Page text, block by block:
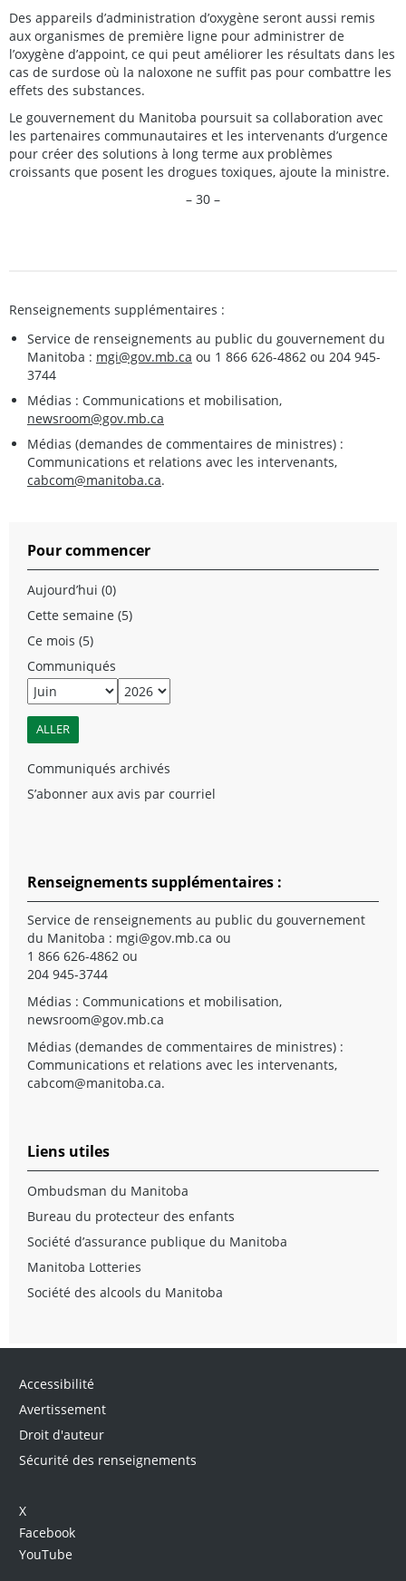
Des appareils d’administration d’oxygène seront aussi remis
aux organismes de première ligne pour administrer de
l’oxygène d’appoint, ce qui peut améliorer les résultats dans les
cas de surdose où la naloxone ne suffit pas pour combattre les
effets des substances.
Le gouvernement du Manitoba poursuit sa collaboration avec
les partenaires communautaires et les intervenants d’urgence
pour créer des solutions à long terme aux problèmes
croissants que posent les drogues toxiques, ajoute la ministre.
– 30 –
Renseignements supplémentaires :
Service de renseignements au public du gouvernement du
Manitoba : mgi@gov.mb.ca ou 1 866 626-4862 ou 204 945-
3744
Médias : Communications et mobilisation,
newsroom@gov.mb.ca
Médias (demandes de commentaires de ministres) :
Communications et relations avec les intervenants,
cabcom@manitoba.ca.
Pour commencer
Aujourd’hui (0)
Cette semaine (5)
Ce mois (5)
Communiqués
Communiqués archivés
S’abonner aux avis par courriel
Renseignements supplémentaires :
Service de renseignements au public du gouvernement
du Manitoba : mgi@gov.mb.ca ou
1 866 626-4862 ou
204 945-3744
Médias : Communications et mobilisation,
newsroom@gov.mb.ca
Médias (demandes de commentaires de ministres) :
Communications et relations avec les intervenants,
cabcom@manitoba.ca.
Liens utiles
Ombudsman du Manitoba
Bureau du protecteur des enfants
Société d’assurance publique du Manitoba
Manitoba Lotteries
Société des alcools du Manitoba
Accessibilité
Avertissement
Droit d'auteur
Sécurité des renseignements
X
Facebook
YouTube